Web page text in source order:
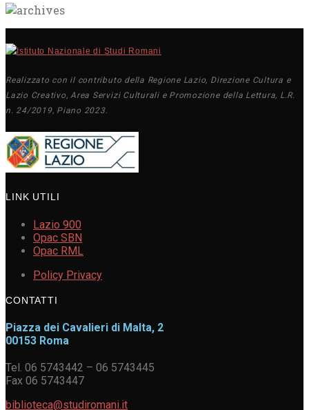
Realizzato con il contributo della Regione Lazio, Direzione Cultura e
Lazio Creativo, Area Servizi Culturali e Promozione della Lettura, L.R.
n. 24/2019, Piano 2023.
LINK UTILI
Lazio 900
Opac SBN
Opac RML
Policy Privacy
CONTATTI
Piazza dei Cavalieri di Malta, 2
00153 Roma
Tel. 06 5743442 – 06 5743445
Fax 06 5743447
biblioteca@studiromani.it